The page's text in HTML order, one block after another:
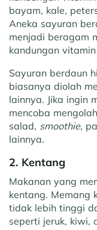
bayam, kale,
Aneka sayuran
menjadi beragam
kandungan
Sayuran berdaun
biasanya diolah
lainnya. Jika ingin
mencoba
salad, smoothie,
lainnya.
2. Kentang
Makanan yang
kentang. Memang
tidak lebih tinggi
seperti jeruk, kiwi,